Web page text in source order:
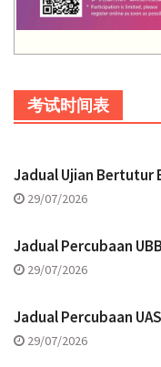
考试时间表
Jadual Ujian Bertutur
29/07/2026
Jadual Percubaan
29/07/2026
Jadual Percubaan UAS
29/07/2026